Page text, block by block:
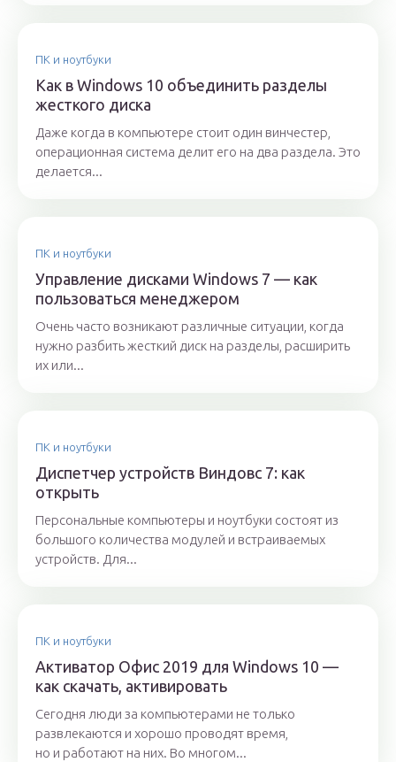
ПК и ноутбуки
Как в Windows 10 объединить разделы
жесткого диска
Даже когда в компьютере стоит один винчестер,
операционная система делит его на два раздела. Это
делается...
ПК и ноутбуки
Управление дисками Windows 7 — как
пользоваться менеджером
Очень часто возникают различные ситуации, когда
нужно разбить жесткий диск на разделы, расширить
их или...
ПК и ноутбуки
Диспетчер устройств Виндовс 7: как
открыть
Персональные компьютеры и ноутбуки состоят из
большого количества модулей и встраиваемых
устройств. Для...
ПК и ноутбуки
Активатор Офис 2019 для Windows 10 —
как скачать, активировать
Сегодня люди за компьютерами не только
развлекаются и хорошо проводят время,
но и работают на них. Во многом...